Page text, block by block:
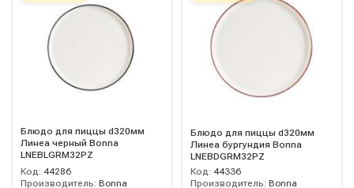
Блюдо для пиццы d320мм
Линеа черный Bonna
LNEBLGRM32PZ
Код: 44286
Производитель: Bonna
Блюдо для пиццы d320мм
Линеа бургундия Bonna
LNEBDGRM32PZ
Код: 44336
Производитель: Bonna